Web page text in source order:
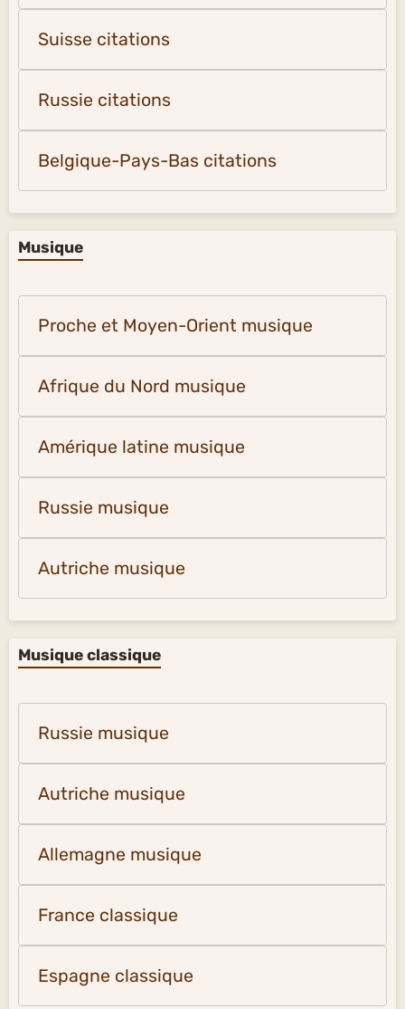
Suisse citations
Russie citations
Belgique-Pays-Bas citations
Musique
Proche et Moyen-Orient musique
Afrique du Nord musique
Amérique latine musique
Russie musique
Autriche musique
Musique classique
Russie musique
Autriche musique
Allemagne musique
France classique
Espagne classique